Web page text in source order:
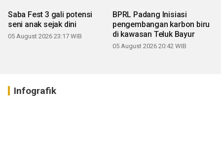
Saba Fest 3 gali potensi
seni anak sejak dini
05 August 2026 23:17 WIB
BPRL Padang Inisiasi
pengembangan karbon biru
di kawasan Teluk Bayur
05 August 2026 20:42 WIB
Infografik